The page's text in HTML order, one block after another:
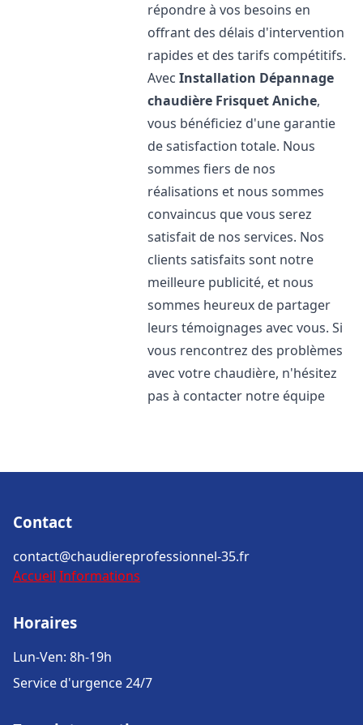
répondre à vos besoins en
offrant des délais d'intervention
rapides et des tarifs compétitifs.
AvecInstallation Dépannage
chaudière FrisquetAniche,
vous bénéficiez d'une garantie
de satisfaction totale. Nous
sommes fiers de nos
réalisations et nous sommes
convaincus que vous serez
satisfait de nos services. Nos
clients satisfaits sont notre
meilleure publicité, et nous
sommes heureux de partager
leurs témoignages avec vous. Si
vous rencontrez des problèmes
avec votre chaudière, n'hésitez
pas à contacter notre équipe
Contact
contact@chaudiereprofessionnel-35.fr
Accueil Informations
Horaires
Lun-Ven: 8h-19h
Service d'urgence 24/7